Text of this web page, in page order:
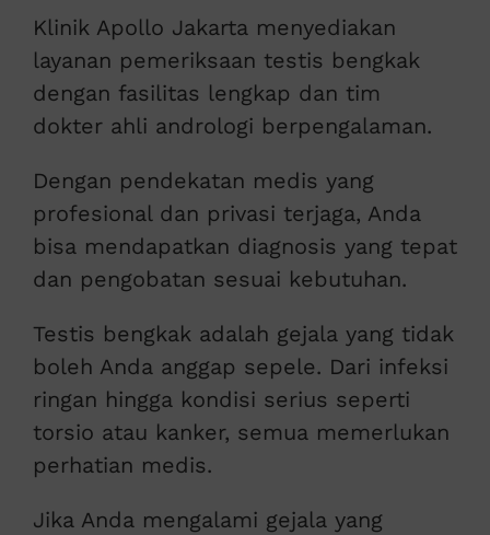
Klinik Apollo Jakarta menyediakan
layanan pemeriksaan testis bengkak
dengan fasilitas lengkap dan tim
dokter ahli andrologi berpengalaman.
Dengan pendekatan medis yang
profesional dan privasi terjaga, Anda
bisa mendapatkan diagnosis yang tepat
dan pengobatan sesuai kebutuhan.
Testis bengkak adalah gejala yang tidak
boleh Anda anggap sepele. Dari infeksi
ringan hingga kondisi serius seperti
torsio atau kanker, semua memerlukan
perhatian medis.
Jika Anda mengalami gejala yang